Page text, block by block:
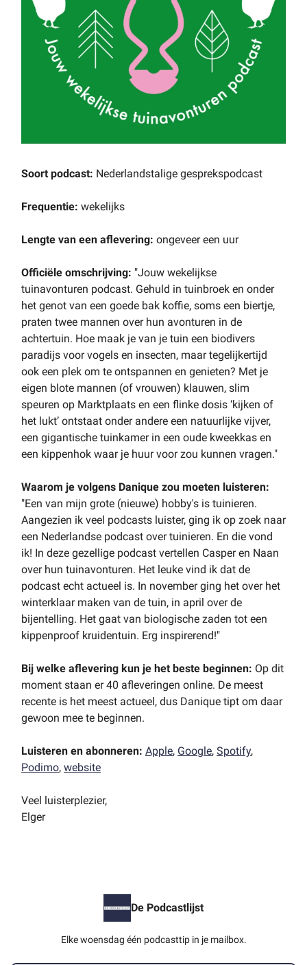
Soort podcast: Nederlandstalige gesprekspodcast
Frequentie: wekelijks
Lengte van een aflevering: ongeveer een uur
Officiële omschrijving: "Jouw wekelijkse
tuinavonturen podcast. Gehuld in tuinbroek en onder
het genot van een goede bak koffie, soms een biertje,
praten twee mannen over hun avonturen in de
achtertuin. Hoe maak je van je tuin een biodivers
paradijs voor vogels en insecten, maar tegelijkertijd
ook een plek om te ontspannen en genieten? Met je
eigen blote mannen (of vrouwen) klauwen, slim
speuren op Marktplaats en een flinke dosis ‘kijken of
het lukt’ ontstaat onder andere een natuurlijke vijver,
een gigantische tuinkamer in een oude kweekkas en
een kippenhok waar je huur voor zou kunnen vragen."
Waarom je volgens Danique zou moeten luisteren:
"Een van mijn grote (nieuwe) hobby's is tuinieren.
Aangezien ik veel podcasts luister, ging ik op zoek naar
een Nederlandse podcast over tuinieren. En die vond
ik! In deze gezellige podcast vertellen Casper en Naan
over hun tuinavonturen. Het leuke vind ik dat de
podcast echt actueel is. In november ging het over het
winterklaar maken van de tuin, in april over de
bijentelling. Het gaat van biologische zaden tot een
kippenproof kruidentuin. Erg inspirerend!"
Bij welke aflevering kun je het beste beginnen: Op dit
moment staan er 40 afleveringen online. De meest
recente is het meest actueel, dus Danique tipt om daar
gewoon mee te beginnen.
Luisteren en abonneren: Apple, Google, Spotify,
Podimo, website
Veel luisterplezier,
Elger
De Podcastlijst
Elke woensdag één podcasttip in je mailbox.